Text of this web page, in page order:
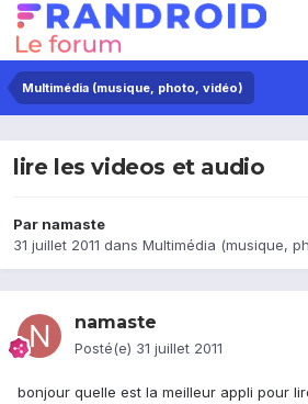
Multimédia (musique, photo, vidéo)
lire les videos et audio
Par namaste
31 juillet 2011 dans Multimédia (musique,
namaste
Posté(e) 31 juillet 2011
bonjour quelle est la meilleur appli pour